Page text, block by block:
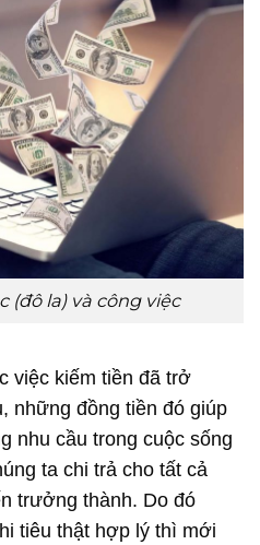
(đô la) và công việc
việc kiếm tiền đã trở
những đồng tiền đó giúp
nhu cầu trong cuộc sống
ta chi trả cho tất cả
trưởng thành. Do đó
tiêu thật hợp lý thì mới